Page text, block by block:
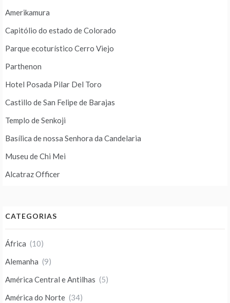
Amerikamura
Capitólio do estado de Colorado
Parque ecoturístico Cerro Viejo
Parthenon
Hotel Posada Pilar Del Toro
Castillo de San Felipe de Barajas
Templo de Senkoji
Basílica de nossa Senhora da Candelaria
Museu de Chi Mei
Alcatraz Officer
CATEGORIAS
África (10)
Alemanha (9)
América Central e Antilhas (5)
América do Norte (34)